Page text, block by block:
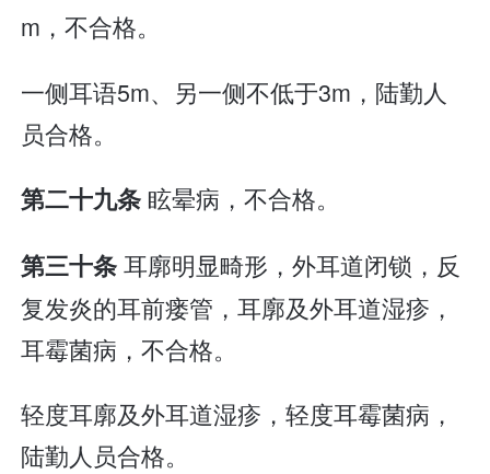
m，不合格。
一侧耳语5m、另一侧不低于3m，陆勤人
员合格。
第二十九条 眩晕病，不合格。
第三十条耳廓明显畸形，外耳道闭锁，反
复发炎的耳前瘘管，耳廓及外耳道湿疹，
耳霉菌病，不合格。
轻度耳廓及外耳道湿疹，轻度耳霉菌病，
陆勤人员合格。